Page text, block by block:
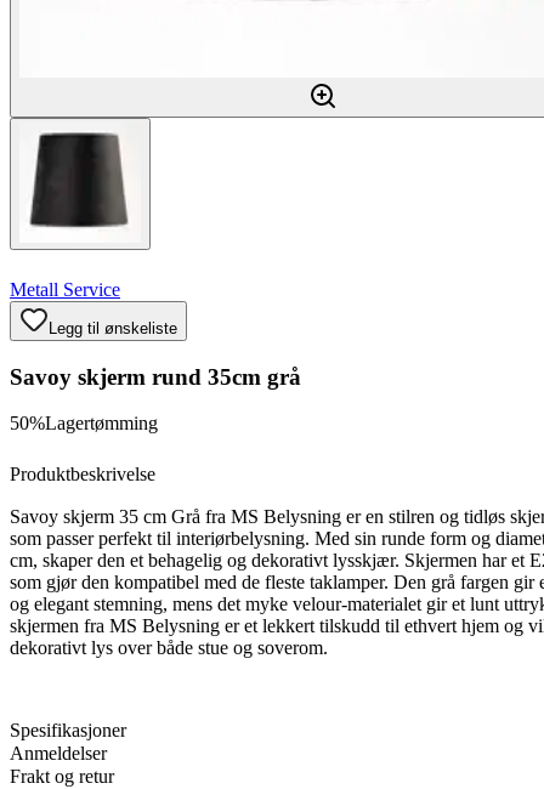
Metall Service
Legg til ønskeliste
Savoy skjerm rund 35cm grå
50%Lagertømming
Produktbeskrivelse
Savoy skjerm 35 cm Grå fra MS Belysning er en stilren og tidløs
som passer perfekt til interiørbelysning. Med sin runde form og
cm, skaper den et behagelig og dekorativt lysskjær. Skjermen har et
som gjør den kompatibel med de fleste taklamper. Den grå fargen gir
og elegant stemning, mens det myke velour-materialet gir et lunt
skjermen fra MS Belysning er et lekkert tilskudd til ethvert hjem og
dekorativt lys over både stue og soverom.
Spesifikasjoner
Anmeldelser
Frakt og retur